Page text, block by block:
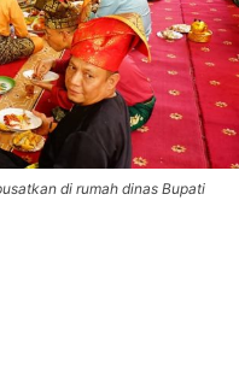
di rumah dinas Bupati